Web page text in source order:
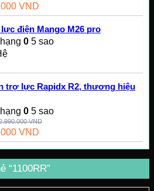
VND
điện Mango M26 pro
0 5 sao
trợ lực Rapidx R2, thương hiệu
0 5 sao
VND
VND
“1100RR”